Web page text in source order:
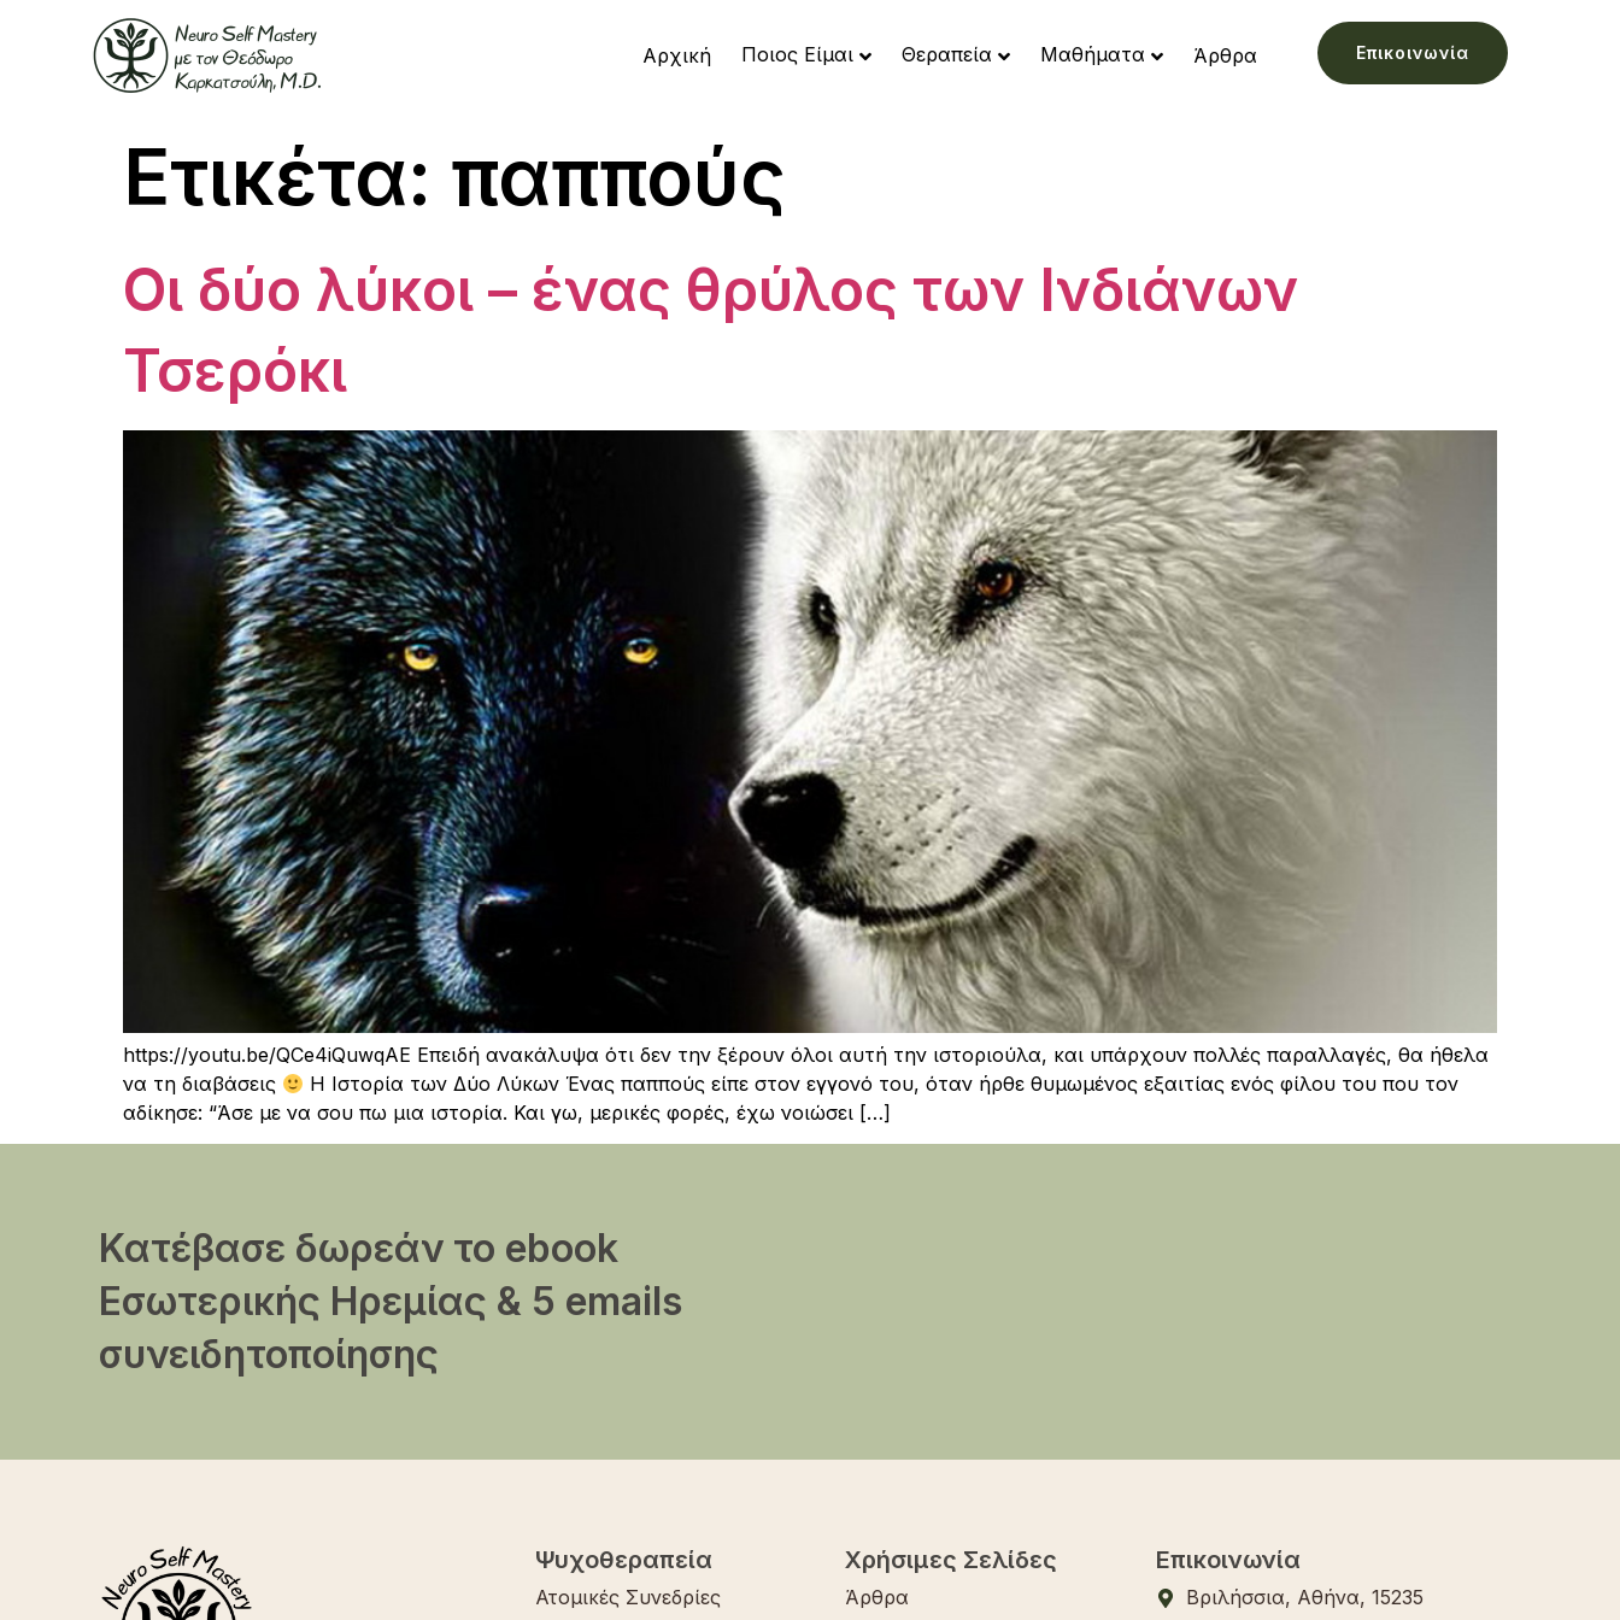
Αρχική Ποιος Είμαι Θεραπεία Μαθήματα Άρθρα Επικοινωνία
Ετικέτα: παππούς
Οι δύο λύκοι – ένας θρύλος των Ινδιάνων
Τσερόκι
https://youtu.be/QCe4iQuwqAE Επειδή ανακάλυψα ότι δεν την ξέρουν όλοι αυτή την ιστοριούλα, και υπάρχουν πολλές παραλλαγές, θα ήθελα
να τη διαβάσεις
Η Ιστορία των Δύο Λύκων Ένας παππούς είπε στον εγγονό του, όταν ήρθε θυμωμένος εξαιτίας ενός φίλου του που τον
αδίκησε: “Άσε με να σου πω μια ιστορία. Και γω, μερικές φορές, έχω νοιώσει […]
Κατέβασε δωρεάν το ebook
Εσωτερικής Ηρεμίας & 5 emails
συνειδητοποίησης
Ψυχοθεραπεία
Ατομικές Συνεδρίες
Χρήσιμες Σελίδες
Άρθρα
Επικοινωνία
Βριλήσσια, Αθήνα, 15235